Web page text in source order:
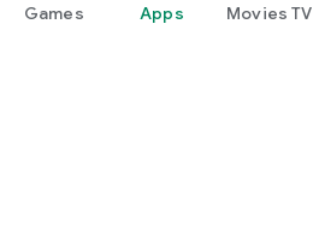
Games Apps Movies TV